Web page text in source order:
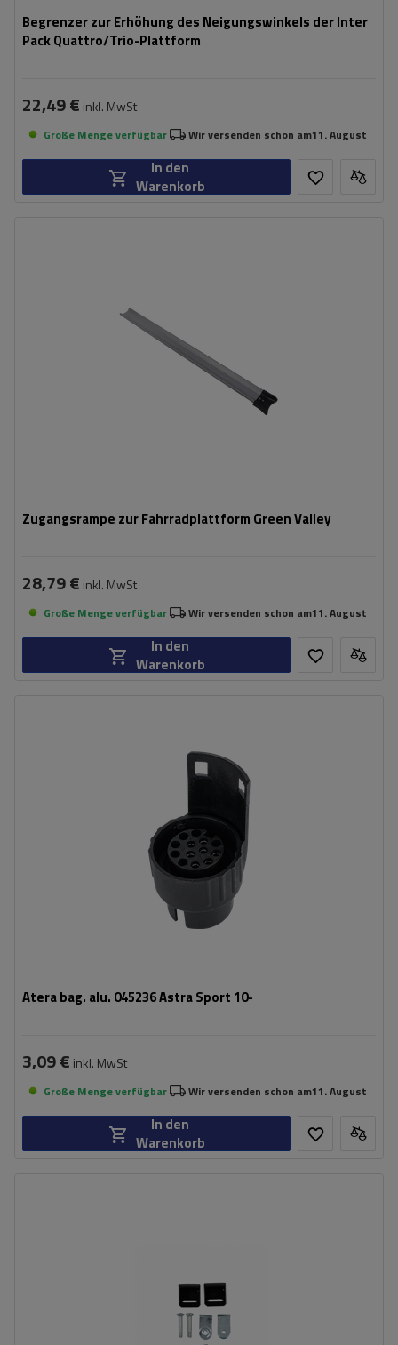
Begrenzer zur Erhöhung des Neigungswinkels der Inter
Pack Quattro/Trio-Plattform
22,49 € inkl. MwSt
Große Menge verfügbar Wir versenden schon am11. August
In den
Warenkorb
Zugangsrampe zur Fahrradplattform Green Valley
28,79 € inkl. MwSt
Große Menge verfügbar Wir versenden schon am11. August
In den
Warenkorb
Atera bag. alu. 045236 Astra Sport 10-
3,09 € inkl. MwSt
Große Menge verfügbar Wir versenden schon am11. August
In den
Warenkorb